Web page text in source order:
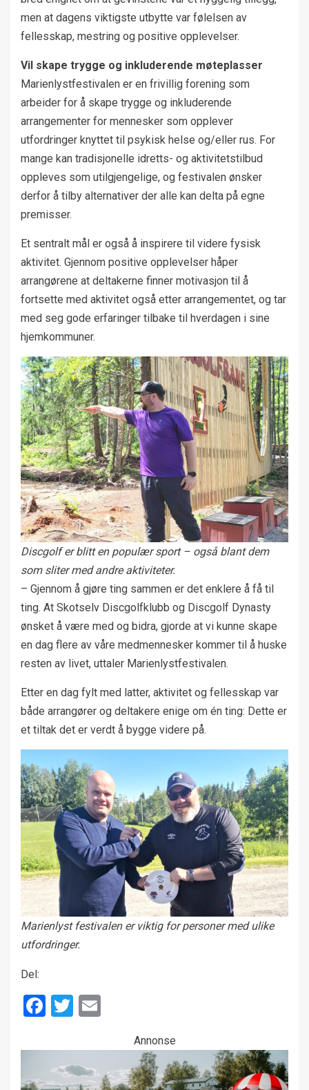
men at dagens viktigste utbytte var følelsen av
fellesskap, mestring og positive opplevelser.
Vil skape trygge og inkluderende møteplasser
Marienlystfestivalen er en frivillig forening som
arbeider for å skape trygge og inkluderende
arrangementer for mennesker som opplever
utfordringer knyttet til psykisk helse og/eller rus. For
mange kan tradisjonelle idretts- og aktivitetstilbud
oppleves som utilgjengelige, og festivalen ønsker
derfor å tilby alternativer der alle kan delta på egne
premisser.
Et sentralt mål er også å inspirere til videre fysisk
aktivitet. Gjennom positive opplevelser håper
arrangørene at deltakerne finner motivasjon til å
fortsette med aktivitet også etter arrangementet, og tar
med seg gode erfaringer tilbake til hverdagen i sine
hjemkommuner.
Discgolf er blitt en populær sport – også blant dem
som sliter med andre aktiviteter.
– Gjennom å gjøre ting sammen er det enklere å få til
ting. At Skotselv Discgolfklubb og Discgolf Dynasty
ønsket å være med og bidra, gjorde at vi kunne skape
en dag flere av våre medmennesker kommer til å huske
resten av livet, uttaler Marienlystfestivalen.
Etter en dag fylt med latter, aktivitet og fellesskap var
både arrangører og deltakere enige om én ting: Dette er
et tiltak det er verdt å bygge videre på.
Marienlyst festivalen er viktig for personer med ulike
utfordringer.
Del:
Facebook
Twitter
Annonse